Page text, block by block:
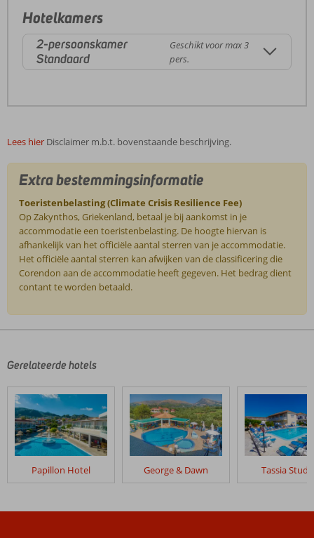
Hotelkamers
2-persoonskamer
Standaard
Geschikt voor max 3
pers.
Lees hier Disclaimer m.b.t. bovenstaande beschrijving.
Extra bestemmingsinformatie
Toeristenbelasting (Climate Crisis Resilience Fee)
Op Zakynthos, Griekenland, betaal je bij aankomst in je
accommodatie een toeristenbelasting. De hoogte hiervan is
afhankelijk van het officiële aantal sterren van je accommodatie.
Het officiële aantal sterren kan afwijken van de classificering die
Corendon aan de accommodatie heeft gegeven. Het bedrag dient
contant te worden betaald.
door
klanten
geschreven
na
hun
verblijf
Contessa
Gerelateerde hotels
Papillon Hotel George & Dawn Tassia